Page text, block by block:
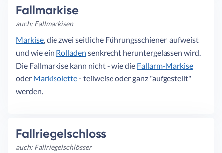
Fallmarkise
auch: Fallmarkisen
Markise, die zwei seitliche Führungsschienen aufweist
und wie ein Rolladen senkrecht heruntergelassen wird.
Die Fallmarkise kann nicht - wie die Fallarm-Markise
oder Markisolette- teilweise oder ganz "aufgestellt"
werden.
Fallriegelschloss
auch: Fallriegelschlösser